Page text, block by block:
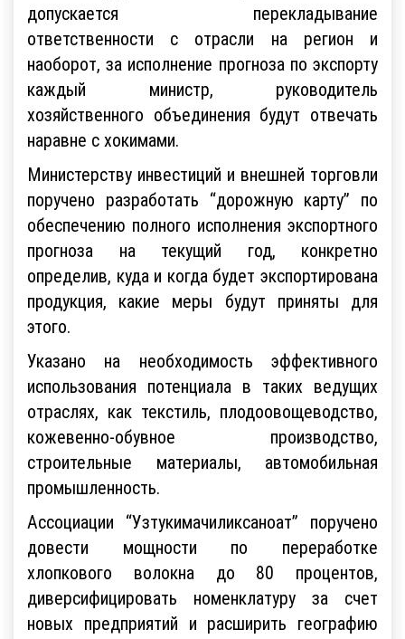
допускается перекладывание
ответственности с отрасли на регион и
наоборот, за исполнение прогноза по экспорту
каждый министр, руководитель
хозяйственного объединения будут отвечать
наравне с хокимами.
Министерству инвестиций и внешней торговли
поручено разработать “дорожную карту” по
обеспечению полного исполнения экспортного
прогноза на текущий год, конкретно
определив, куда и когда будет экспортирована
продукция, какие меры будут приняты для
этого.
Указано на необходимость эффективного
использования потенциала в таких ведущих
отраслях, как текстиль, плодоовощеводство,
кожевенно-обувное производство,
строительные материалы, автомобильная
промышленность.
Ассоциации “Узтукимачиликсаноат” поручено
довести мощности по переработке
хлопкового волокна до 80 процентов,
диверсифицировать номенклатуру за счет
новых предприятий и расширить географию